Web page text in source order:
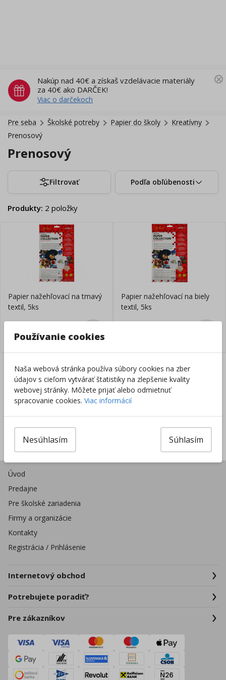
Nakúp nad 40€ a získaš vzdelávacie materiály
za 40€ ako DARČEK!
Viac o darčekoch
Pre seba Školské potreby Papier do školy
Kreatívny
Prenosový
Prenosový
Filtrovať Podľa obľúbenosti
Produkty: 2 položky
Papier nažehľovací na tmavý
textil, 5ks
Skladom
19,95€
Papier nažehľovací na biely
textil, 5ks
Skladom
Slovenská firma na
trhu od 1996
Doprava zadarmo už
od 49 €
Vrátenie tovaru do
8000+ produktov na
Sieť predajní po celej
SR
Úvod
Predajne
Pre školské zariadenia
Firmy a organizácie
Kontakty
Registrácia / Prihlásenie
Internetový obchod
Potrebujete poradiť?
Pre zákazníkov
Používanie cookies
Naša webová stránka používa súbory cookies na zber
údajov s cieľom vytvárať štatistiky na zlepšenie kvality
webovej stránky. Môžete prijať alebo odmietnuť
spracovanie cookies. Viac informácií
Súhlasím
Nesúhlasím